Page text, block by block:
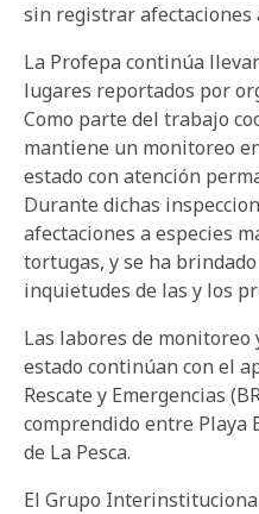
sin registrar afectaciones
La Profepa continúa
lugares reportados por
Como parte del trabajo
mantiene un monitoreo
estado con atención
Durante dichas
afectaciones a especies
tortugas, y se ha
inquietudes de las y los
Las labores de monitoreo
estado continúan con el
Rescate y Emergencias
comprendido entre Playa
de La Pesca.
El Grupo